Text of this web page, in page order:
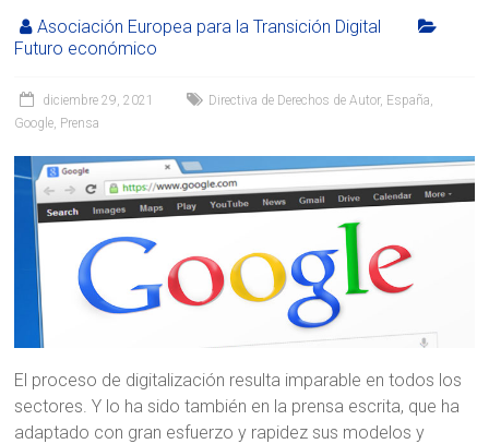
Asociación Europea para la Transición Digital
Futuro económico
diciembre 29, 2021 Directiva de Derechos de Autor, España,
Google, Prensa
El proceso de digitalización resulta imparable en todos los
sectores. Y lo ha sido también en la prensa escrita, que ha
adaptado con gran esfuerzo y rapidez sus modelos y